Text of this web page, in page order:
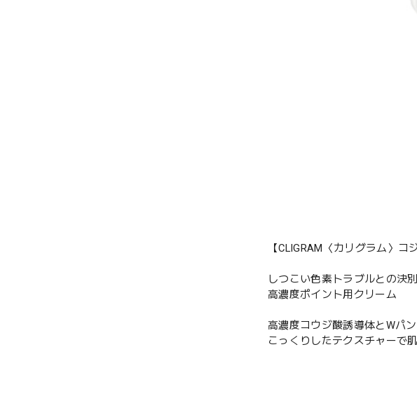
【CLIGRAM〈カリグラム〉コ
しつこい色素トラブルとの決別
高濃度ポイント用クリーム
高濃度コウジ酸誘導体とWパ
こっくりしたテクスチャーで